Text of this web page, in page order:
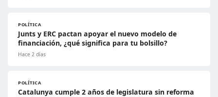
POLÍTICA
Junts y ERC pactan apoyar el nuevo modelo de
financiación, ¿qué significa para tu bolsillo?
Hace 2 días
POLÍTICA
Catalunya cumple 2 años de legislatura sin reforma